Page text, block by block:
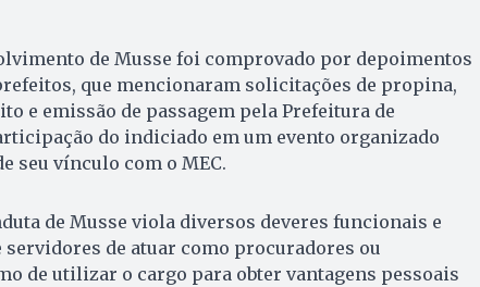
de Musse foi comprovado por depoimentos
que mencionaram solicitações de propina,
e emissão de passagem pela Prefeitura de
do indiciado em um evento organizado
seu vínculo com o MEC.
de Musse viola diversos deveres funcionais e
de atuar como procuradores ou
de utilizar o cargo para obter vantagens pessoais